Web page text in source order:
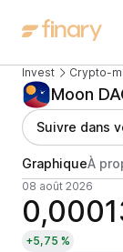
Invest Crypto-
Moon
Suivre dans
GraphiqueÀ
08 août 2026
+5,75 %